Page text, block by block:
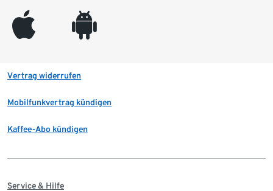
appleinc android
Vertrag widerrufen
Mobilfunkvertrag kündigen
Kaffee-Abo kündigen
Service & Hilfe